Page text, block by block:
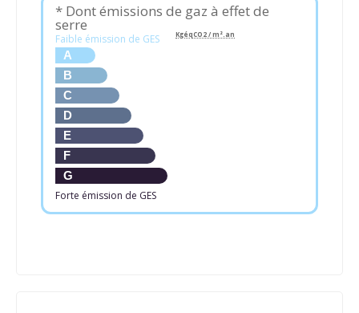
* Dont émissions de gaz à effet de
serre
Faible émission de GES
A
B
C
D
E
F
G
Forte émission de GES
KgéqCO2 / m².an